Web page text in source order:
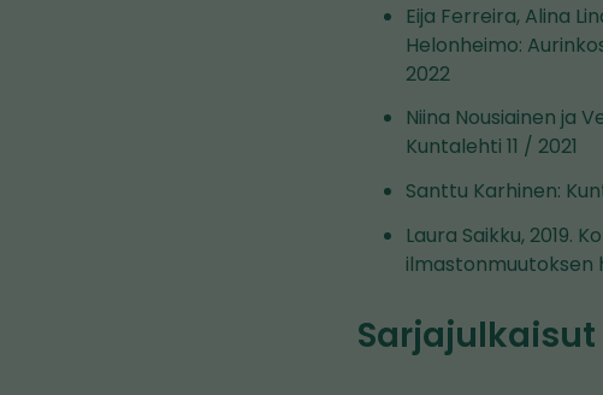
Eija Ferreira, Alina
Helonheimo:
2022
Niina Nousiainen ja
Kuntalehti 11 / 2021
Santtu Karhinen:
Laura Saikku, 2019.
ilmastonmuutoksen
Sarjajulkaisut